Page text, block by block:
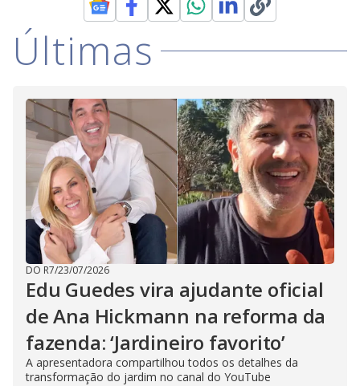
Últimas
DO R7/23/07/2026
Edu Guedes vira ajudante oficial
de Ana Hickmann na reforma da
fazenda: ‘Jardineiro favorito’
A apresentadora compartilhou todos os detalhes da
transformação do jardim no canal do YouTube